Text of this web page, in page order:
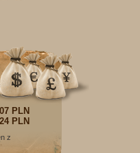
PLN
PLN
z